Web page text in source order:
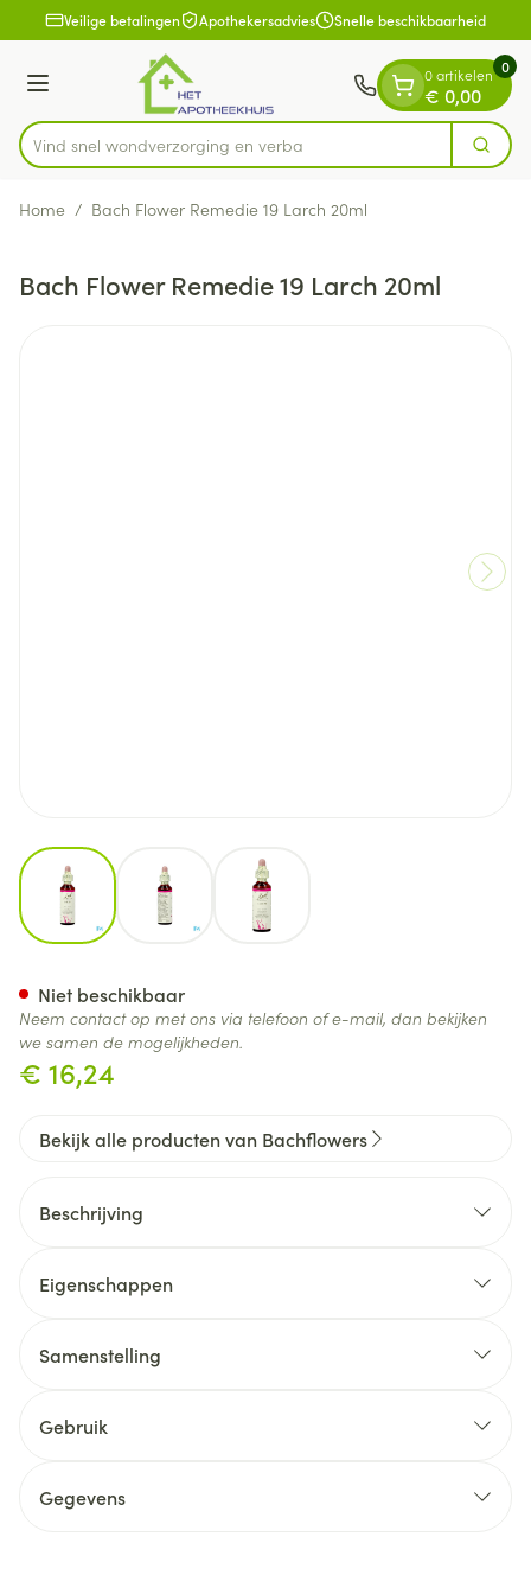
Ga naar de inhoud
1 van 1Veilige betalingen Apothekersadvies Snelle beschikbaarheid
Menu
Product, merk, categorie...
Vind snel wondverzorging en Zoek
0 artikelen
€ 0,00
0
Home / Bach Flower Remedie 19 Larch 20ml
Bach Flower Remedie 19 Larch 20ml
View larger imageView larger imageView larger image
€ 16,24
Niet beschikbaar
Neem contact op met ons via telefoon of e-mail, dan bekijken
we samen de mogelijkheden.
Bekijk alle producten van Bachflowers
Beschrijving
Eigenschappen
Samenstelling
Gebruik
Gegevens